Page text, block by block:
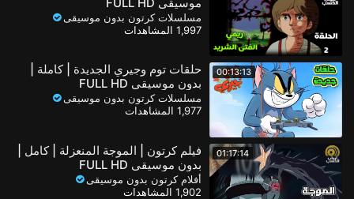
مسلسلات كرتون بدون موسيقى
1,997 المشاهدات
00:13:13
حلقات توم وجيري الجديدة | كاملة |
بدون موسيقى FULL HD
مسلسلات كرتون بدون موسيقى
1,977 المشاهدات
01:17:14
فيلم كرتون | الموجة المنعزلة | كامل |
بدون موسيقى FULL HD
أفلام كرتون بدون موسيقى
1,902 المشاهدات